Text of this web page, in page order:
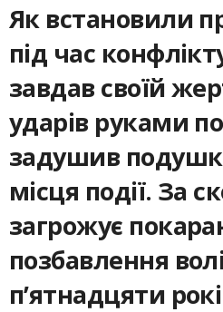
Як встановили
під час
завдав своїй
ударів руками
задушив
місця події. За
загрожує
позбавлення
п’ятнадцяти